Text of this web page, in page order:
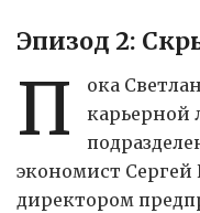
Эпизод 2:
П
ока
карьерной
экономист Сергей
директором